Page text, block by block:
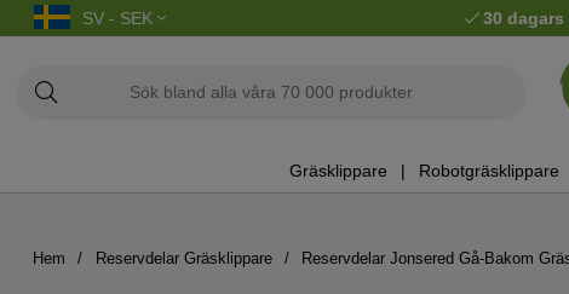
SV - SEK 30
Gräsklippare Robotgräsklippare
Hem Reservdelar Gräsklippare Reservdelar Jonsered Gå-Bakom